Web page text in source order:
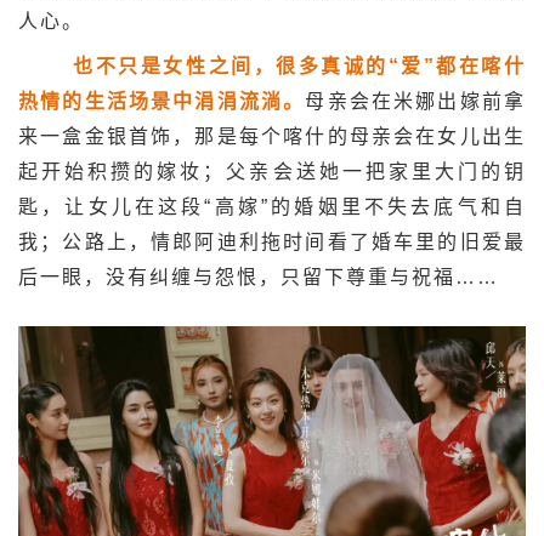
人心。
也不只是女性之间，很多真诚的“爱”都在喀什
热情的生活场景中涓涓流淌。 母亲会在米娜出嫁前拿
来一盒金银首饰，那是每个喀什的母亲会在女儿出生
起开始积攒的嫁妆；父亲会送她一把家里大门的钥
匙，让女儿在这段“高嫁”的婚姻里不失去底气和自
我；公路上，情郎阿迪利拖时间看了婚车里的旧爱最
后一眼，没有纠缠与怨恨，只留下尊重与祝福……